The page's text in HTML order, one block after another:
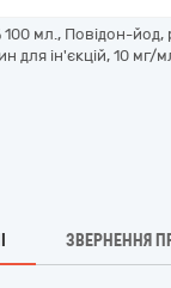
мл., Повідон-йод,
для ін'єкцій, 10
ЗВЕРНЕННЯ